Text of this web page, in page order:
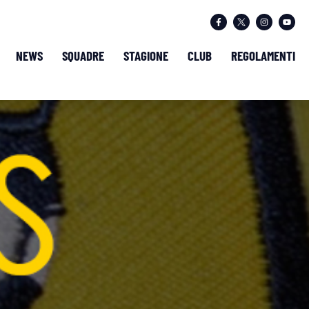
NEWS SQUADRE STAGIONE CLUB REGOLAMENTI